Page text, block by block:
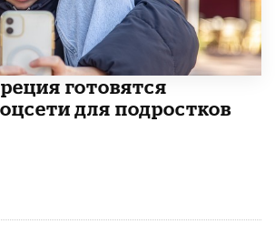
готовятся
для подростков